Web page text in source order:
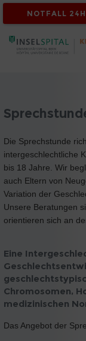
NOTFALL 24H
Die Sprechstunde
intergeschlechtliche
bis 18 Jahre. Wir
auch Eltern von
Variation der
Unsere Beratungen
orientieren sich an
Eine
Chromosomen,
medizinischen
Das Angebot der